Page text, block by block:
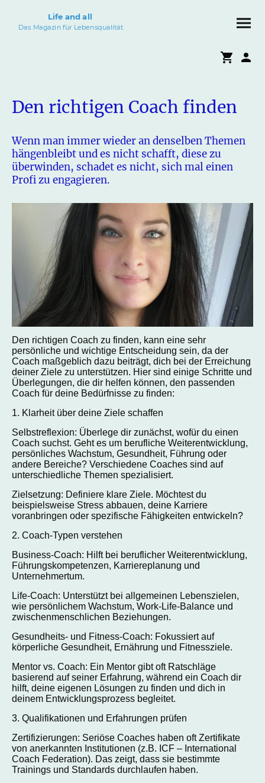
Life and all
Das Magazin für Lebensqualität
Den richtigen Coach finden
Wenn man immer wieder an denselben Themen
hängenbleibt und es nicht schafft, diese zu
überwinden, schadet es nicht, sich mal einen
Profi zu engagieren.
Den richtigen Coach zu finden, kann eine sehr
persönliche und wichtige Entscheidung sein, da der
Coach maßgeblich dazu beiträgt, dich bei der Erreichung
deiner Ziele zu unterstützen. Hier sind einige Schritte und
Überlegungen, die dir helfen können, den passenden
Coach für deine Bedürfnisse zu finden:
1. Klarheit über deine Ziele schaffen
Selbstreflexion: Überlege dir zunächst, wofür du einen
Coach suchst. Geht es um berufliche Weiterentwicklung,
persönliches Wachstum, Gesundheit, Führung oder
andere Bereiche? Verschiedene Coaches sind auf
unterschiedliche Themen spezialisiert.
Zielsetzung: Definiere klare Ziele. Möchtest du
beispielsweise Stress abbauen, deine Karriere
voranbringen oder spezifische Fähigkeiten entwickeln?
2. Coach-Typen verstehen
Business-Coach: Hilft bei beruflicher Weiterentwicklung,
Führungskompetenzen, Karriereplanung und
Unternehmertum.
Life-Coach: Unterstützt bei allgemeinen Lebenszielen,
wie persönlichem Wachstum, Work-Life-Balance und
zwischenmenschlichen Beziehungen.
Gesundheits- und Fitness-Coach: Fokussiert auf
körperliche Gesundheit, Ernährung und Fitnessziele.
Mentor vs. Coach: Ein Mentor gibt oft Ratschläge
basierend auf seiner Erfahrung, während ein Coach dir
hilft, deine eigenen Lösungen zu finden und dich in
deinem Entwicklungsprozess begleitet.
3. Qualifikationen und Erfahrungen prüfen
Zertifizierungen: Seriöse Coaches haben oft Zertifikate
von anerkannten Institutionen (z.B. ICF – International
Coach Federation). Das zeigt, dass sie bestimmte
Trainings und Standards durchlaufen haben.